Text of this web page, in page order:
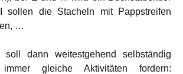
sollen die Stacheln mit Pappstreifen
…
soll dann weitestgehend selbständig
gleiche Aktivitäten fordern: